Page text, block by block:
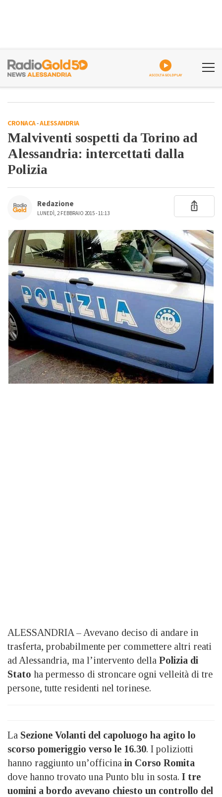
ASCOLTA GOLDPLAY
CRONACA-ALESSANDRIA
Malviventi sospetti da Torino ad
Alessandria: intercettati dalla
Polizia
Redazione
LUNEDÌ, 2 FEBBRAIO 2015 - 11:13
ALESSANDRIA – Avevano deciso di andare in
trasferta, probabilmente per commettere altri reati
ad Alessandria, ma l’intervento della Polizia di
Stato ha permesso di stroncare ogni velleità di tre
persone, tutte residenti nel torinese.
La Sezione Volanti del capoluogo ha agito lo
scorso pomeriggio verso le 16.30. I poliziotti
hanno raggiunto un’officina in Corso Romita
dove hanno trovato una Punto blu in sosta. I tre
uomini a bordo avevano chiesto un controllo del